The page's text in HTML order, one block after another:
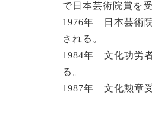
で日本芸術院賞を
1976年 日本芸術
される。
1984年 文化功労
る。
1987年 文化勲章受